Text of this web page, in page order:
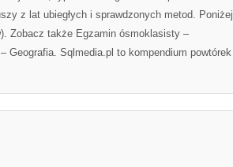
z lat ubiegłych i sprawdzonych metod. Poniżej
Zobacz także Egzamin ósmoklasisty –
Geografia. Sqlmedia.pl to kompendium powtórek